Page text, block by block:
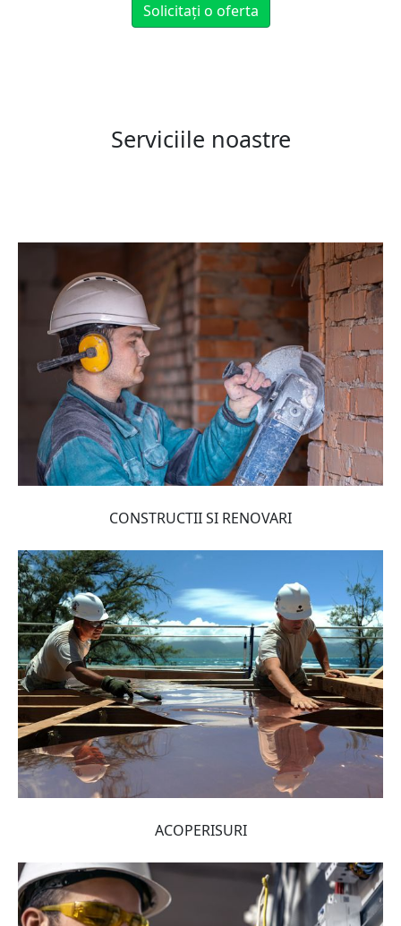
Solicitați o oferta
Serviciile noastre
CONSTRUCTII SI RENOVARI
ACOPERISURI